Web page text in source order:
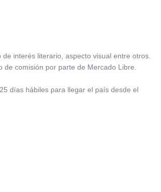
interés literario, aspecto visual entre otros.
comisión por parte de Mercado Libre.
días hábiles para llegar el país desde el